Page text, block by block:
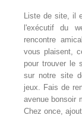
Liste de site, il
l'exécutif du
rencontre
vous plaisent,
pour trouver le
sur notre site
jeux. Fais de
avenue bonsoir
Chez once,